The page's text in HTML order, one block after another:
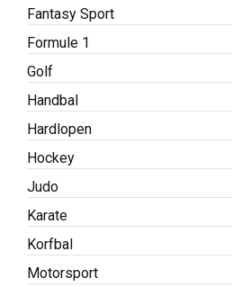
Fantasy Sport
Formule 1
Golf
Handbal
Hardlopen
Hockey
Judo
Karate
Korfbal
Motorsport